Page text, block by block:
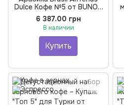
Dulce Кофе №5 от BUNO. |
Кофе зерновой, Обжарка
для Эспрессо, 7 кг
6 387.00 грн
В наличии
Купить